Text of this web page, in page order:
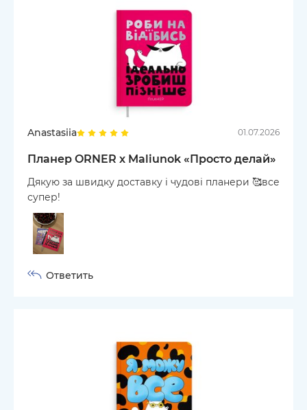
Anastasiia 01.07.2026
Планер ORNER x Maliunok «Просто делай»
Дякую за швидку доставку і чудові планери 🥰все
супер!
Ответить